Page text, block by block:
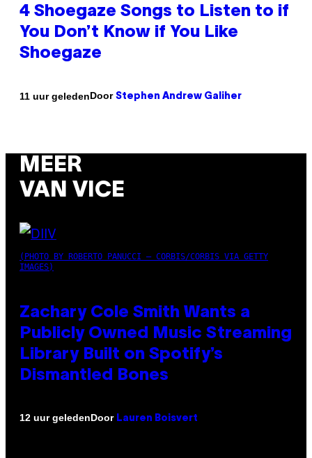
4 Shoegaze Songs to Listen to if
You Don’t Know if You Like
Shoegaze
11 uur geledenDoor Stephen Andrew Galiher
MEER
VAN VICE
(PHOTO BY ROBERTO PANUCCI – CORBIS/CORBIS VIA GETTY
IMAGES)
Zachary Cole Smith Wants a
Publicly Owned Music Streaming
Library Built on Spotify’s
Dismantled Bones
12 uur geledenDoor Lauren Boisvert